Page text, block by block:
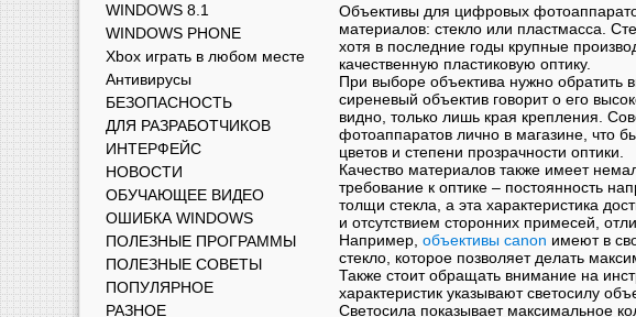
Объективы для цифровых
материалов: стекло или пластмасса.
хотя в последние годы крупные
качественную пластиковую оптику.
При выборе объектива нужно обратить
сиреневый объектив говорит о его
видно, только лишь края крепления.
фотоаппаратов лично в магазине, что
цветов и степени прозрачности оптики.
Качество материалов также имеет
требование к оптике – постоянность
толщи стекла, а эта характеристика
и отсутствием сторонних примесей,
Например, объективы canon имеют в
стекло, которое позволяет делать
Также стоит обращать внимание на
характеристик указывают светосилу
Светосила показывает максимальное
WINDOWS 8.1
WINDOWS PHONE
Xbox играть в любом месте
Антивирусы
БЕЗОПАСНОСТЬ
ДЛЯ РАЗРАБОТЧИКОВ
ИНТЕРФЕЙС
НОВОСТИ
ОБУЧАЮЩЕЕ ВИДЕО
ОШИБКА WINDOWS
ПОЛЕЗНЫЕ ПРОГРАММЫ
ПОЛЕЗНЫЕ СОВЕТЫ
ПОПУЛЯРНОЕ
РАЗНОЕ